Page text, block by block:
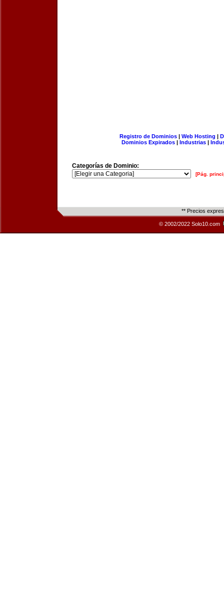
Registro de Dominios| Web Hosting |
Dominios Expirados | Industrias |
Categorías de Dominio:
[Pág.
** Precios
© 2002/2022 Solo10.com